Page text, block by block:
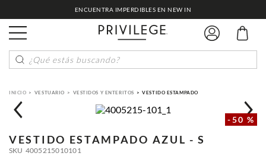
ENCUENTRA IMPERDIBLES EN NEW IN
¿Qué estás buscando?
VESTUARIO VESTIDOS Y ENTERITOS VESTIDO ESTAMPADO
-50 %
VESTIDO ESTAMPADO AZUL - S
SKU 4005215010101